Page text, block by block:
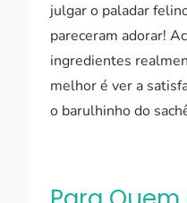
julgar o paladar
pareceram adorar!
ingredientes
melhor é ver a
o barulhinho do